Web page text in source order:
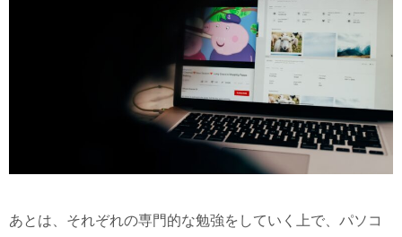
あとは、それぞれの専門的な勉強をしていく上で、パソコ